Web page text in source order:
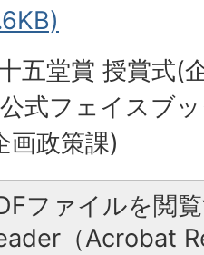
五堂賞 授賞式(
式フェイスブ
画政策課)
ファイルを閲
（Acrobat